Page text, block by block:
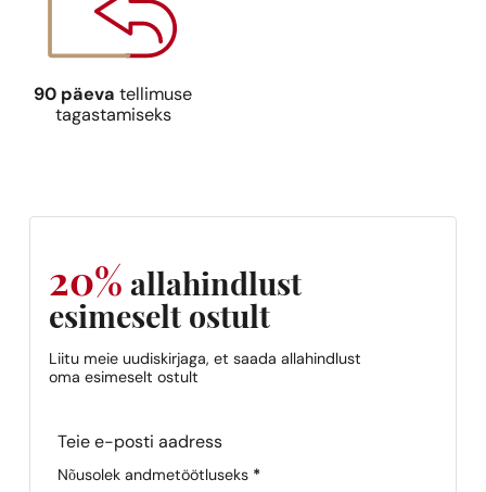
90 päeva tellimuse
tagastamiseks
20% allahindlust
esimeselt ostult
Liitu meie uudiskirjaga, et saada allahindlust
oma esimeselt ostult
Section
Nõusolek andmetöötluseks *